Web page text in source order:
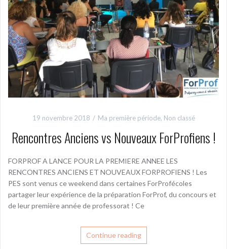
19 novembre 2018 Ma première période, Non classé
Rencontres Anciens vs Nouveaux ForProfiens !
FORPROF A LANCE POUR LA PREMIERE ANNEE LES
RENCONTRES ANCIENS ET NOUVEAUX FORPROFIENS ! Les
PES sont venus ce weekend dans certaines ForProfécoles
partager leur expérience de la préparation ForProf, du concours et
de leur première année de professorat ! Ce
Continue reading